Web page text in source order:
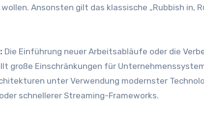
Ansonsten gilt das klassische „Rubbish in,
Die Einführung neuer Arbeitsabläufe oder die
große Einschränkungen für
unter Verwendung modernster
schnellerer Streaming-Frameworks.